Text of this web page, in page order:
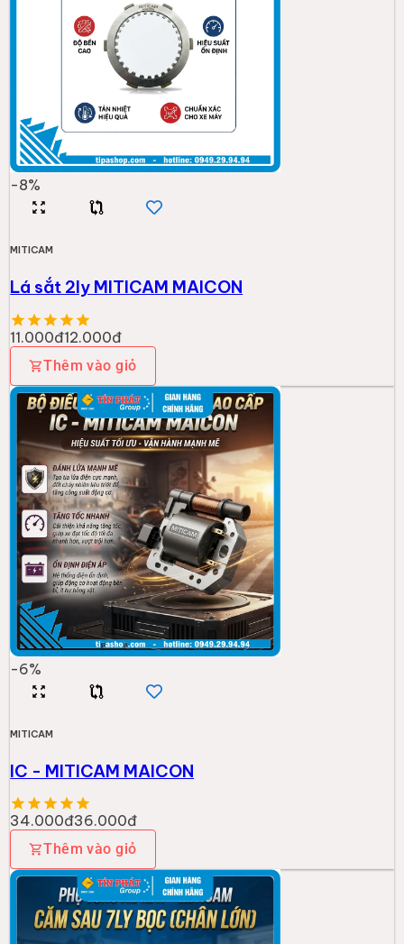
-8%
MITICAM
Lá sắt 2ly MITICAM MAICON
11.000đ12.000đ
Thêm vào giỏ
-6%
MITICAM
IC - MITICAM MAICON
34.000đ36.000đ
Thêm vào giỏ